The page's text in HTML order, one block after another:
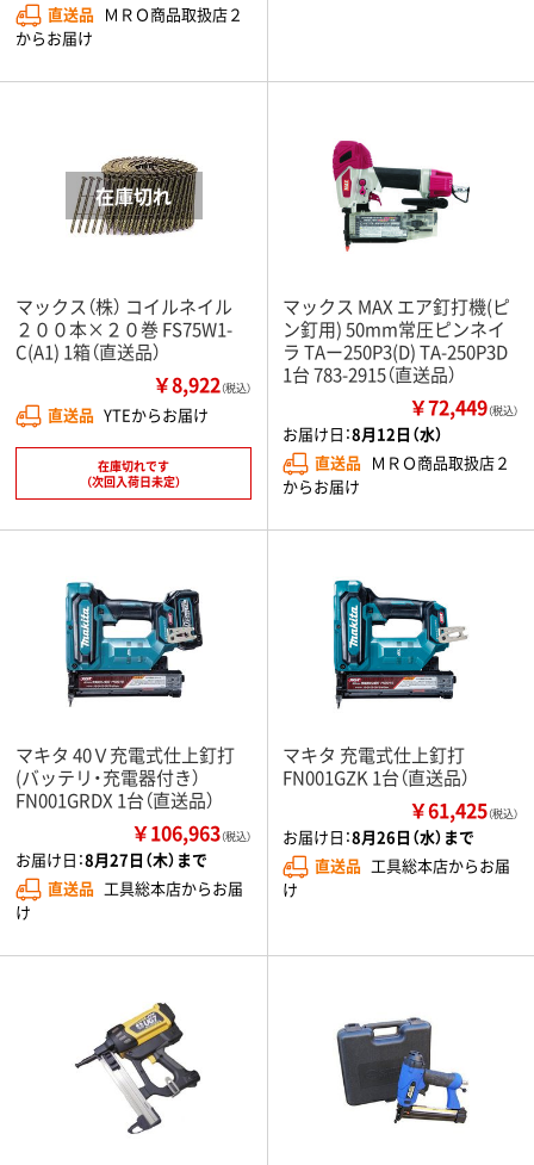
直送品 ＭＲＯ商品取扱店２
からお届け
マックス（株） コイルネイル
２００本×２０巻 FS75W1-
C(A1) 1箱（直送品）
￥8,922（税込）
直送品 YTEからお届け
在庫切れです
（次回入荷日未定）
マックス MAX エア釘打機(ピ
ン釘用) 50mm常圧ピンネイ
ラ TAー250P3(D) TA-250P3D
1台 783-2915（直送品）
￥72,449（税込）
お届け日：8月12日（水）
直送品 ＭＲＯ商品取扱店２
からお届け
マキタ 40Ｖ充電式仕上釘打
(バッテリ・充電器付き）
FN001GRDX 1台（直送品）
￥106,963（税込）
お届け日：8月27日（木）まで
直送品 工具総本店からお届
け
マキタ 充電式仕上釘打
FN001GZK 1台（直送品）
￥61,425（税込）
お届け日：8月26日（水）まで
直送品 工具総本店からお届
け